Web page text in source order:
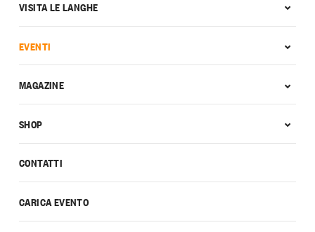
CONTATTI
CARICA EVENTO
VISITA LE LANGHE
EVENTI
MAGAZINE
SHOP